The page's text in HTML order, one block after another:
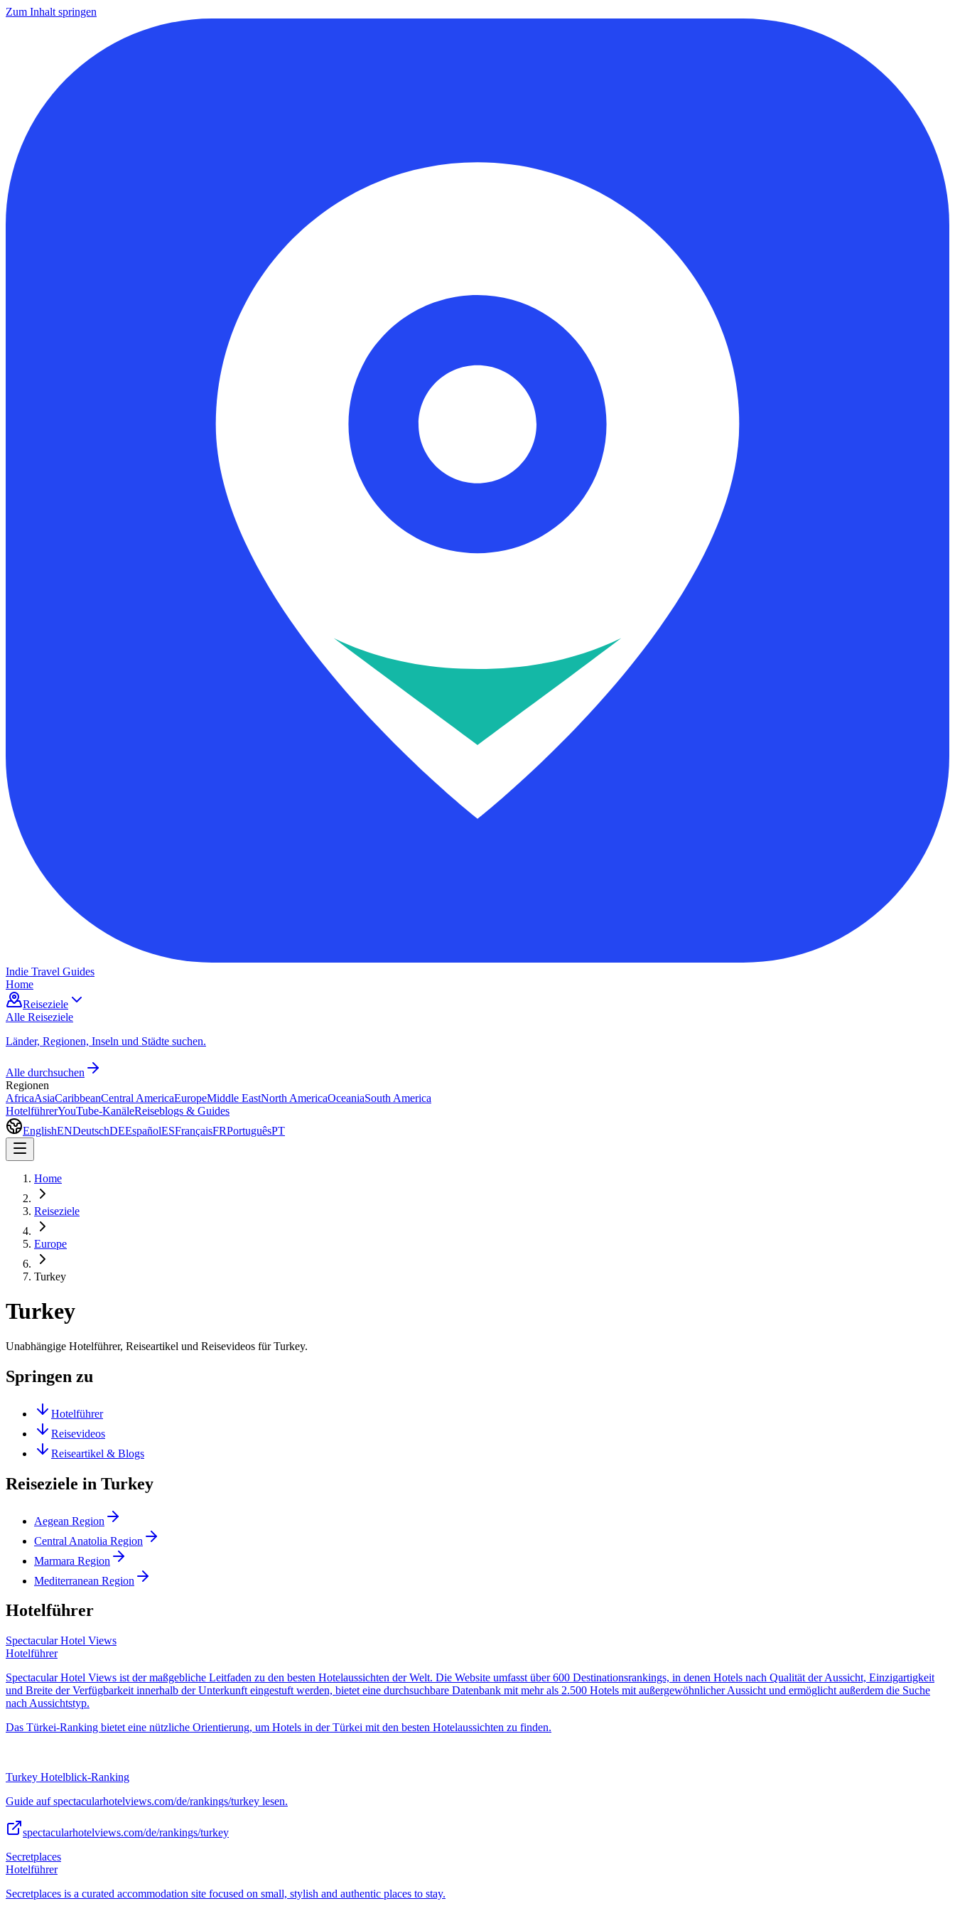
Zum Inhalt springen
Indie Travel Guides
Home
Reiseziele
Alle Reiseziele
Länder, Regionen, Inseln und Städte suchen.
Alle durchsuchen
Regionen
AfricaAsiaCaribbeanCentral AmericaEuropeMiddle EastNorth AmericaOceaniaSouth America
HotelführerYouTube-KanäleReiseblogs & Guides
EnglishENDeutschDEEspañolESFrançaisFRPortuguêsPT
Home
Reiseziele
Europe
Turkey
Turkey
Unabhängige Hotelführer, Reiseartikel und Reisevideos für Turkey.
Springen zu
Hotelführer
Reisevideos
Reiseartikel & Blogs
Reiseziele in Turkey
Aegean Region
Central Anatolia Region
Marmara Region
Mediterranean Region
Hotelführer
Spectacular Hotel Views
Hotelführer
Spectacular Hotel Views ist der maßgebliche Leitfaden zu den besten Hotelaussichten der Welt. Die Website umfasst über 600 Destinationsrankings, in denen Hotels nach Qualität der Aussicht, Einzigartigkeit
und Breite der Verfügbarkeit innerhalb der Unterkunft eingestuft werden, bietet eine durchsuchbare Datenbank mit mehr als 2.500 Hotels mit außergewöhnlicher Aussicht und ermöglicht außerdem die Suche
nach Aussichtstyp.
Das Türkei-Ranking bietet eine nützliche Orientierung, um Hotels in der Türkei mit den besten Hotelaussichten zu finden.
Turkey Hotelblick-Ranking
Guide auf spectacularhotelviews.com/de/rankings/turkey lesen.
spectacularhotelviews.com/de/rankings/turkey
Secretplaces
Hotelführer
Secretplaces is a curated accommodation site focused on small, stylish and authentic places to stay.